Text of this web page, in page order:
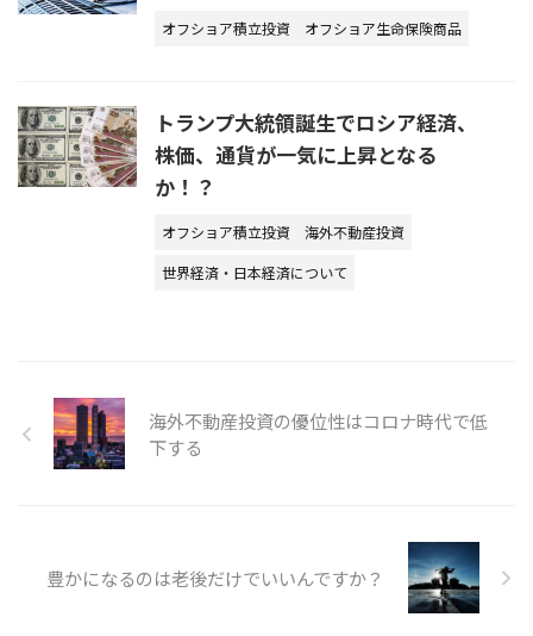
オフショア積立投資 オフショア生命保険商品
トランプ大統領誕生でロシア経済、
株価、通貨が一気に上昇となる
か！？
オフショア積立投資
海外不動産投資
世界経済・日本経済について
海外不動産投資の優位性はコロナ時代で低
下する
豊かになるのは老後だけでいいんですか？